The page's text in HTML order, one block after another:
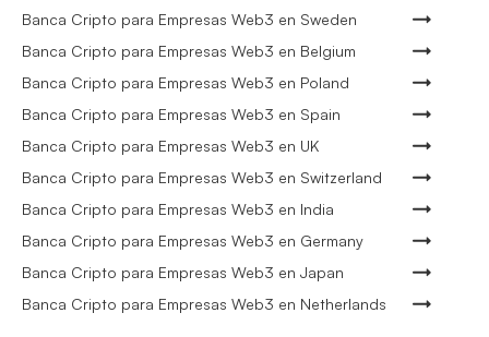
Banca Cripto para Empresas Web3 en Sweden
Banca Cripto para Empresas Web3 en Belgium
Banca Cripto para Empresas Web3 en Poland
Banca Cripto para Empresas Web3 en Spain
Banca Cripto para Empresas Web3 en UK
Banca Cripto para Empresas Web3 en Switzerland
Banca Cripto para Empresas Web3 en India
Banca Cripto para Empresas Web3 en Germany
Banca Cripto para Empresas Web3 en Japan
Banca Cripto para Empresas Web3 en Netherlands